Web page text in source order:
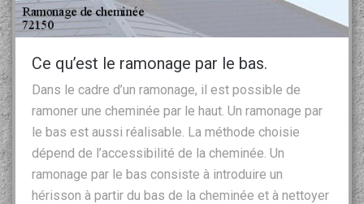
Ce qu’est le ramonage par le bas.
Dans le cadre d’un ramonage, il est possible de
ramoner une cheminée par le haut. Un ramonage par
le bas est aussi réalisable. La méthode choisie
dépend de l’accessibilité de la cheminée. Un
ramonage par le bas consiste à introduire un
hérisson à partir du bas de la cheminée et à nettoyer